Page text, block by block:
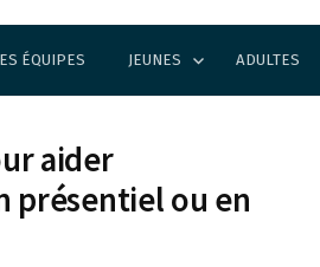
ÉQUIPES JEUNES ADULTES
aider
présentiel ou en